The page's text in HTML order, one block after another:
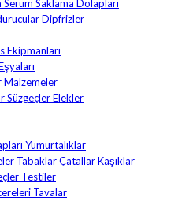
Saklama Dolapları
Dipfrizler
Ekipmanları
Malzemeler
Süzgeçler Elekler
Yumurtalıklar
Tabaklar Çatallar Kaşıklar
Testiler
Tavalar